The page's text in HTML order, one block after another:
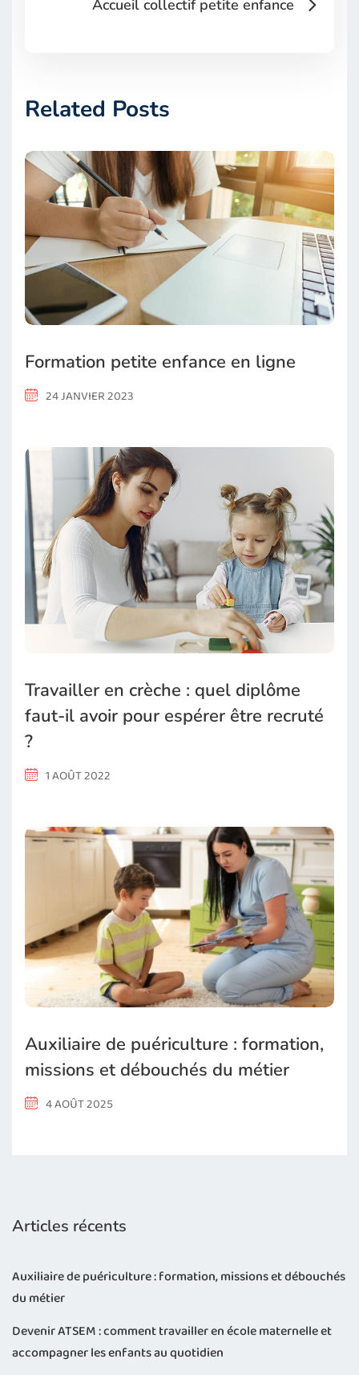
Accueil collectif petite enfance
Related Posts
Formation petite enfance en ligne
24 JANVIER 2023
Travailler en crèche : quel diplôme
faut-il avoir pour espérer être recruté
?
1 AOÛT 2022
Auxiliaire de puériculture : formation,
missions et débouchés du métier
4 AOÛT 2025
Articles récents
Auxiliaire de puériculture : formation, missions et débouchés
du métier
Devenir ATSEM : comment travailler en école maternelle et
accompagner les enfants au quotidien